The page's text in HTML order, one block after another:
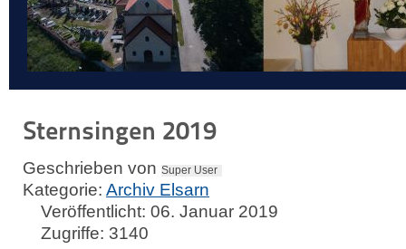
Sternsingen 2019
Geschrieben von Super User
Kategorie: Archiv Elsarn
Veröffentlicht: 06. Januar 2019
Zugriffe: 3140